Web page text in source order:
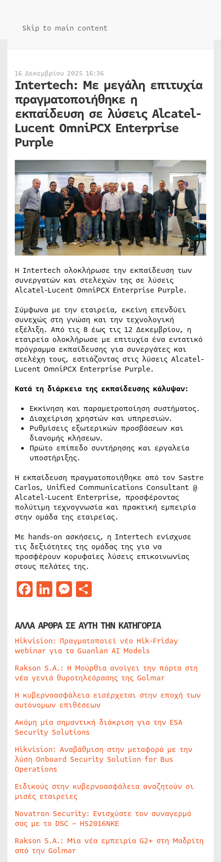
Skip to main content
16 Δεκεμβρίου 2025 16:36
Intertech: Με μεγάλη επιτυχία
πραγματοποιήθηκε η
εκπαίδευση σε λύσεις Alcatel-
Lucent OmniPCX Enterprise
Purple
Η Intertech ολοκλήρωσε την εκπαίδευση των
συνεργατών και στελεχών της σε λύσεις
Alcatel-Lucent OmniPCX Enterprise Purple.
Σύμφωνα με την εταιρεία, εκείνη επενδύει
συνεχώς στη γνώση και την τεχνολογική
εξέλιξη. Από τις 8 έως τις 12 Δεκεμβρίου, η
εταιρεία ολοκλήρωσε με επιτυχία ένα εντατικό
πρόγραμμα εκπαίδευσης για συνεργάτες και
στελέχη τους, εστιάζοντας στις λύσεις Alcatel-
Lucent OmniPCX Enterprise Purple.
Κατά τη διάρκεια της εκπαίδευσης κάλυψαν:
Εκκίνηση και παραμετροποίηση συστήματος.
Διαχείριση χρηστών και υπηρεσιών.
Ρυθμίσεις εξωτερικών προσβάσεων και
διανομής κλήσεων.
Πρώτο επίπεδο συντήρησης και εργαλεία
υποστήριξης.
Η εκπαίδευση πραγματοποιήθηκε από τον Sastre
Carlos, Unified Communications Consultant @
Alcatel-Lucent Enterprise, προσφέροντας
πολύτιμη τεχνογνωσία και πρακτική εμπειρία
στην ομάδα της εταιρείας.
Με hands-on ασκήσεις, η Intertech ενίσχυσε
τις δεξιότητες της ομάδας της για να
προσφέρουν κορυφαίες λύσεις επικοινωνίας
στους πελάτες της.
Facebook
LinkedIn
Messenger
ΑΛΛΑ ΑΡΘΡΑ ΣΕ ΑΥΤΗ ΤΗΝ ΚΑΤΗΓΟΡΙΑ
Hikvision: Πραγματοποιεί νέο Hik-Friday
webinar για τα Guanlan AI Models
Rakson S.A.: Η Μούρθια ανοίγει την πόρτα στη
νέα γενιά θυροτηλεόρασης της Golmar
Η κυβερνοασφάλεια εισέρχεται στην εποχή των
αυτόνομων επιθέσεων
Ακόμη μία σημαντική διάκριση για την ESA
Security Solutions
Hikvision: Αναβάθμιση στην μεταφορά με την
λύση Onboard Security Solution for Bus
Operations
Ειδικούς στην κυβερνοασφάλεια αναζητούν οι
μισές εταιρείες
Novatron Security: Ενισχύστε τον συναγερμό
σας με το DSC – HS2016NKE
Rakson S.A.: Μία νέα εμπειρία G2+ στη Μαδρίτη
από την Golmar